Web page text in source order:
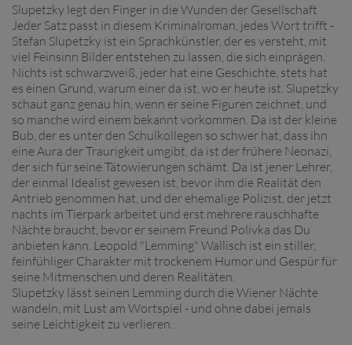
Slupetzky legt den Finger in die Wunden der Gesellschaft
Jeder Satz passt in diesem Kriminalroman, jedes Wort trifft -
Stefan Slupetzky ist ein Sprachkünstler, der es versteht, mit
viel Feinsinn Bilder entstehen zu lassen, die sich einprägen.
Nichts ist schwarzweiß, jeder hat eine Geschichte, stets hat
es einen Grund, warum einer da ist, wo er heute ist. Slupetzky
schaut ganz genau hin, wenn er seine Figuren zeichnet, und
so manche wird einem bekannt vorkommen. Da ist der kleine
Bub, der es unter den Schulkollegen so schwer hat, dass ihn
eine Aura der Traurigkeit umgibt, da ist der frühere Neonazi,
der sich für seine Tätowierungen schämt. Da ist jener Lehrer,
der einmal Idealist gewesen ist, bevor ihm die Realität den
Antrieb genommen hat, und der ehemalige Polizist, der jetzt
nachts im Tierpark arbeitet und erst mehrere rauschhafte
Nächte braucht, bevor er seinem Freund Polivka das Du
anbieten kann. Leopold "Lemming" Wallisch ist ein stiller,
feinfühliger Charakter mit trockenem Humor und Gespür für
seine Mitmenschen und deren Realitäten.
Slupetzky lässt seinen Lemming durch die Wiener Nächte
wandeln, mit Lust am Wortspiel - und ohne dabei jemals
seine Leichtigkeit zu verlieren.